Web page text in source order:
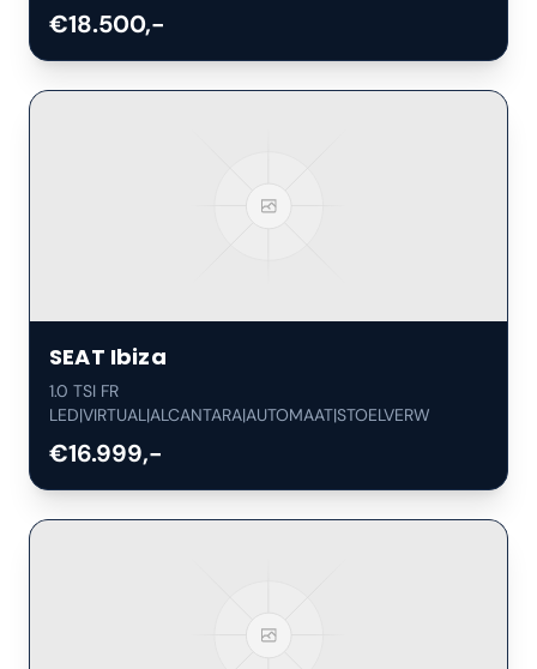
€18.500,-
SEAT Ibiza
1.0 TSI FR
LED|VIRTUAL|ALCANTARA|AUTOMAAT|STOELVERW
€16.999,-